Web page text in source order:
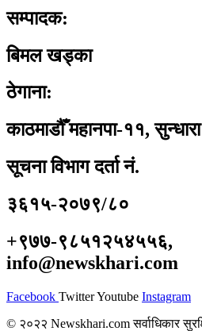
सम्पादक:
बिमल खड्का
ठेगाना:
काठमाडौँ महानपा-११, सुन्धारा
सूचना विभाग दर्ता नं.
३६१५-२०७९/८०
+९७७-९८५१२५४५५६,
info@newskhari.com
Facebook TwitterYoutube Instagram
© २०२२ Newskhari.com सर्वाधिकार